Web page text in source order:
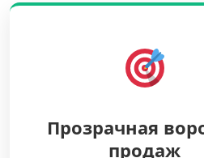
Прозрачная
продаж